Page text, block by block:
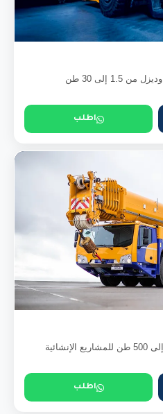
رافعات شوكية (فوركلفت) كهرباء وديزل من 1.5 إلى 30 طن
اطلب
كرينات هيدروليكية متنقلة من 25 إلى 500 طن للمشاريع الإنشائية
اطلب